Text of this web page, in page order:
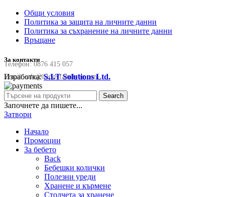
Общи условия
Политика за защита на личните данни
Политика за съхранение на личните данни
Връщане
За контакти
Телефон:0876 415 057
Email:sale@happyfamilybg.com
Изработка:S.I.T Solutions Ltd.
Search
Започнете да пишете...
Затвори
Начало
Промоции
За бебето
Back
Бебешки колички
Полезни уреди
Хранене и кърмене
Столчета за хранене